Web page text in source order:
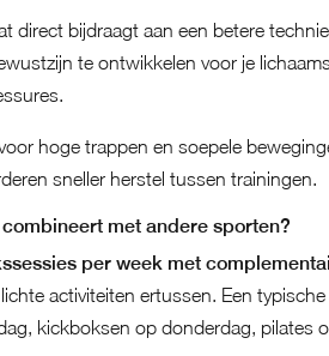
direct bijdraagt aan een betere
te ontwikkelen voor je
hoge trappen en soepele
sneller herstel tussen trainingen.
met andere sporten?
per week met
activiteiten ertussen. Een
kickboksen op donderdag, pilates